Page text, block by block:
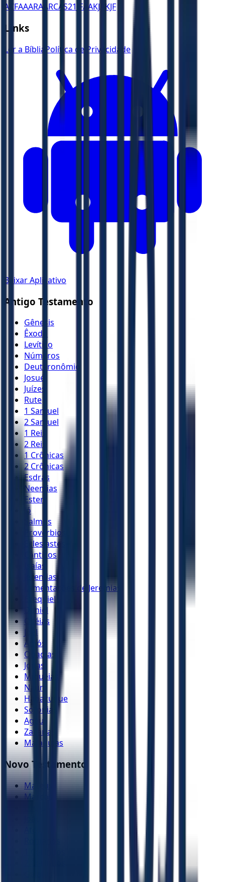
ACFAAARA ARCAS21 JFAAKJA KJF
Links
Ler a Bíblia Política de Privacidade
Baixar Aplicativo
Antigo Testamento
Gênesis
Êxodo
Levítico
Números
Deuteronômio
Josué
Juízes
Rute
1 Samuel
2 Samuel
1 Reis
2 Reis
1 Crônicas
2 Crônicas
Esdras
Neemias
Ester
Jó
Salmos
Provérbios
Eclesiastes
Cânticos
Isaías
Jeremias
Lamentações de Jeremias
Ezequiel
Daniel
Oséias
Joel
Amós
Obadias
Jonas
Miquéias
Naum
Habacuque
Sofonias
Ageu
Zacarias
Malaquias
Novo Testamento
Mateus
Marcos